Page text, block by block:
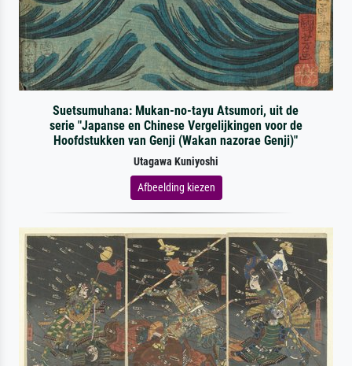
Suetsumuhana: Mukan-no-tayu Atsumori, uit de
serie "Japanse en Chinese Vergelijkingen voor de
Hoofdstukken van Genji (Wakan nazorae Genji)"
Utagawa Kuniyoshi
Afbeelding kiezen